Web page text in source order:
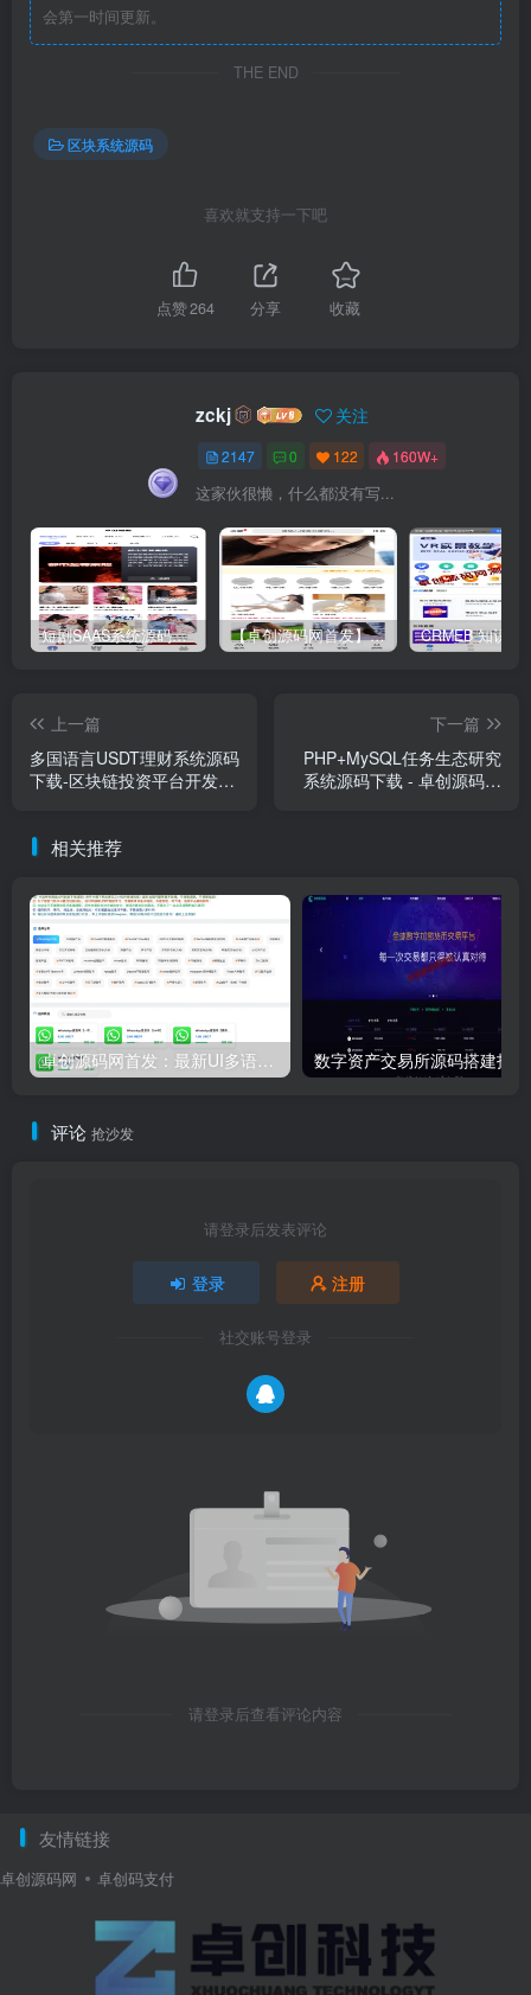
会第一时间更新。
THE END
区块系统源码
喜欢就支持一下吧
点赞264 分享 收藏
zckj 关注
2147 0 122 160W+
这家伙很懒，什么都没有写...
短剧SAAS系统源码｜多端分销+云存储+多租户架构 【卓创源码网首发】全开源视频打赏系统源码｜双模板+代理分站+易支付对接｜API全面修复｜站长盈利利器！​
上一篇
多国语言USDT理财系统源码
下载-区块链投资平台开发
下一篇
PHP+MySQL任务生态研究
系统源码下载 - 卓创源码网
相关推荐
卓创源码网首发：最新UI多语言发卡/空投系统 – 支持Metamask/TP等主流钱包，智能合约授权更安全！​
评论 抢沙发
请登录后发表评论
登录 注册
社交账号登录
请登录后查看评论内容
友情链接
卓创源码网 卓创码支付